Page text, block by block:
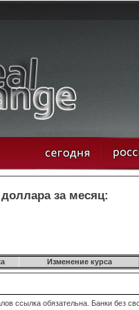
за месяц:
Изменение курса
ссылка обязательна. Банки без